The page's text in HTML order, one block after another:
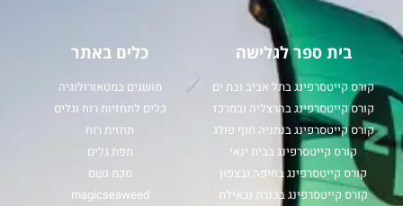
בית ספר לגלישה
קורס קייטסרפינג בתל אביב ובת ים
קורס קייטסרפינג בהרצליה ובמרכז
קורס קייטסרפינג בנתניה חוף פולג
קורס קייטסרפינג בבית ינאי
קורס קייטסרפינג בחיפה ובצפון
קורס קייטסרפינג בכנרת ובאילת
כלים באתר
מושגים במטאורולוגיה
כלים לתחזיות רוח וגלים
תחזית רוח
מפת גלים
מכמ גשם
magicseaweed